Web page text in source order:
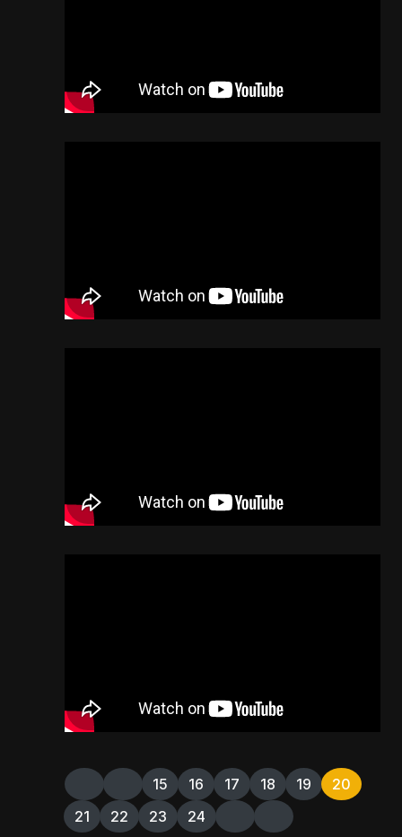
15 16 17 18 19
20
21
22 23 24